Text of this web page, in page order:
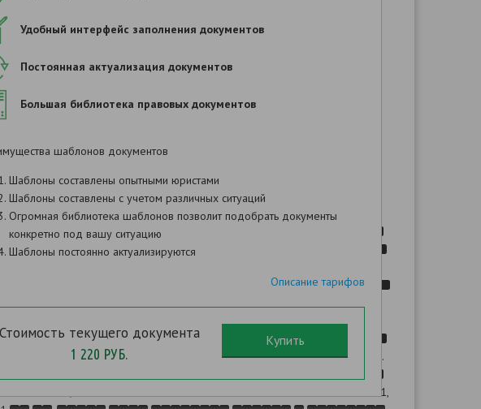
эл. почта:
требований выступают как на стороне
заполнение шаблона Вы сможете после оплаты!
,
.
. 1,
Удобный интерфейс заполнения документов
Постоянная актуализация документов
Большая библиотека правовых документов
шаблонов документов
Шаблоны составлены опытными юристами
Шаблоны составлены с учетом различных ситуаций
Огромная библиотека шаблонов позволит подобрать документы
конкретно под вашу ситуацию
Шаблоны постоянно актуализируются
Описание тарифов
Стоимость текущего документа
1 220 РУБ.